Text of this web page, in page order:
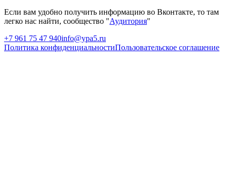
Если вам удобно получить информацию во Вконтакте, то там
легко нас найти, сообщество "Аудитория"
+7 961 75 47 940info@ypa5.ru
Политика конфиденциальностиПользовательское соглашение